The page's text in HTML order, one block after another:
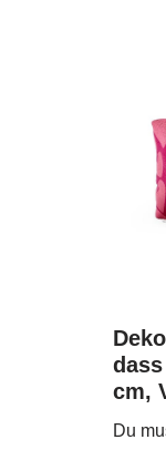
cm,
Du